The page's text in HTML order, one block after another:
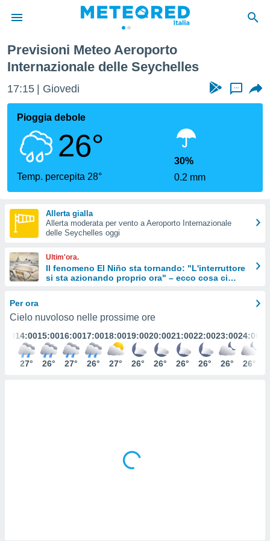
di
per
le
di
Web
le
ACCETTA
Previsioni Meteo Aeroporto
Internazionale delle Seychelles
17:15 Giovedi ...
Pioggia debole
26°
Temp. percepita 28°
30%
0.2 mm
Allerta gialla
Allerta moderata per vento a Aeroporto Internazionale
delle Seychelles oggi
Ultim'ora.
Il fenomeno El Niño sta tornando: "L'interruttore
si sta azionando proprio ora" – ecco cosa ci
Per ora
Cielo nuvoloso nelle prossime ore
14:00
27°
15:00
26°
16:00
27°
17:00
26°
18:00
27°
19:00
26°
20:00
26°
21:00
26°
22:00
26°
23:00
26°
24:00
26°